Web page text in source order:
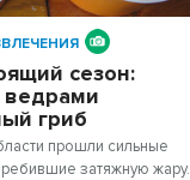
сезон:
гриб
прошли сильные
затяжную жару.